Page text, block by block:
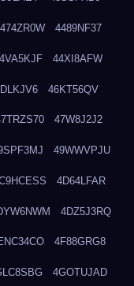
4489NF37
44XI8AFW
46KT56QV
47W8J2J2
49WWVPJU
4D64LFAR
4DZ5J3RQ
4F88GRG8
4GOTUJAD